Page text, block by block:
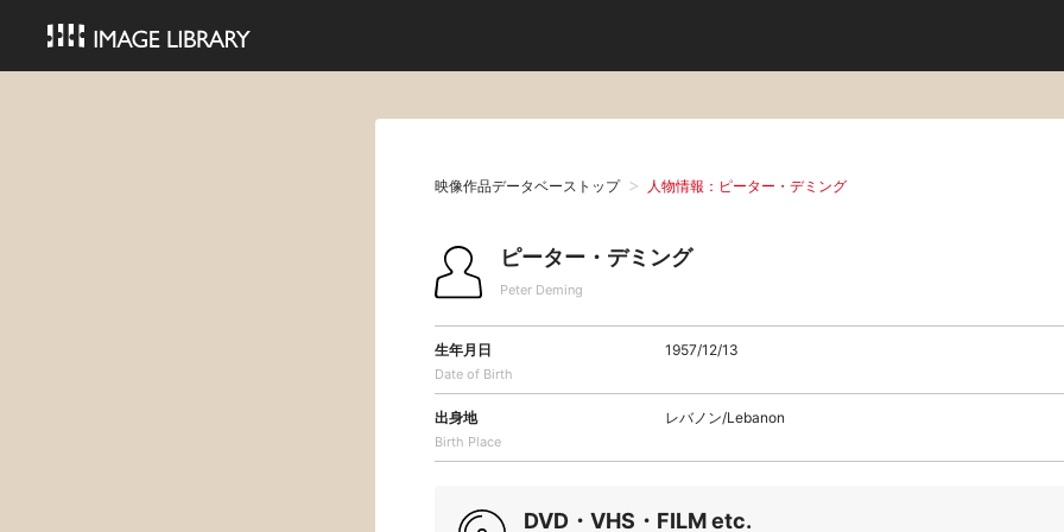
映像作品データベーストップ 人物情報：ピーター・デミング
ピーター・デミング
Peter Deming
生年月日
Date of Birth
1957/12/13
出身地
Birth Place
レバノン/Lebanon
DVD・VHS・FILM etc.